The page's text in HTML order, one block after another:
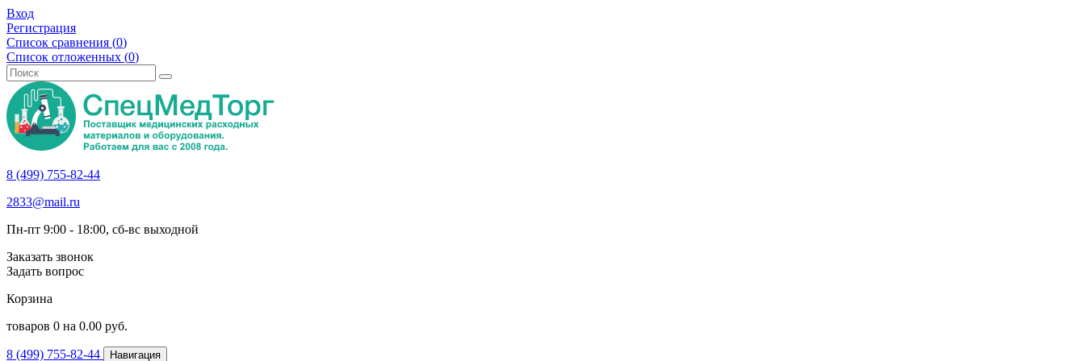
Вход
Регистрация
Список сравнения (0)
Список отложенных (0)
8 (499) 755-82-44
2833@mail.ru
Пн-пт 9:00 - 18:00, сб-вс выходной
Заказать звонок
Задать вопрос
Корзина
товаров 0 на 0.00 руб.
8 (499) 755-82-44 Навигация